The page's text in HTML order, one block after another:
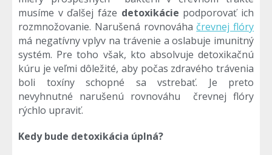
musíme v ďalšej fáze detoxikácie podporovať ich
rozmnožovanie. Narušená rovnováha črevnej flóry
má negatívny vplyv na trávenie a oslabuje imunitný
systém. Pre toho však, kto absolvuje detoxikačnú
kúru je veľmi dôležité, aby počas zdravého trávenia
boli toxíny schopné sa vstrebať. Je preto
nevyhnutné narušenú rovnováhu črevnej flóry
rýchlo upraviť.
Kedy bude detoxikácia úplná?